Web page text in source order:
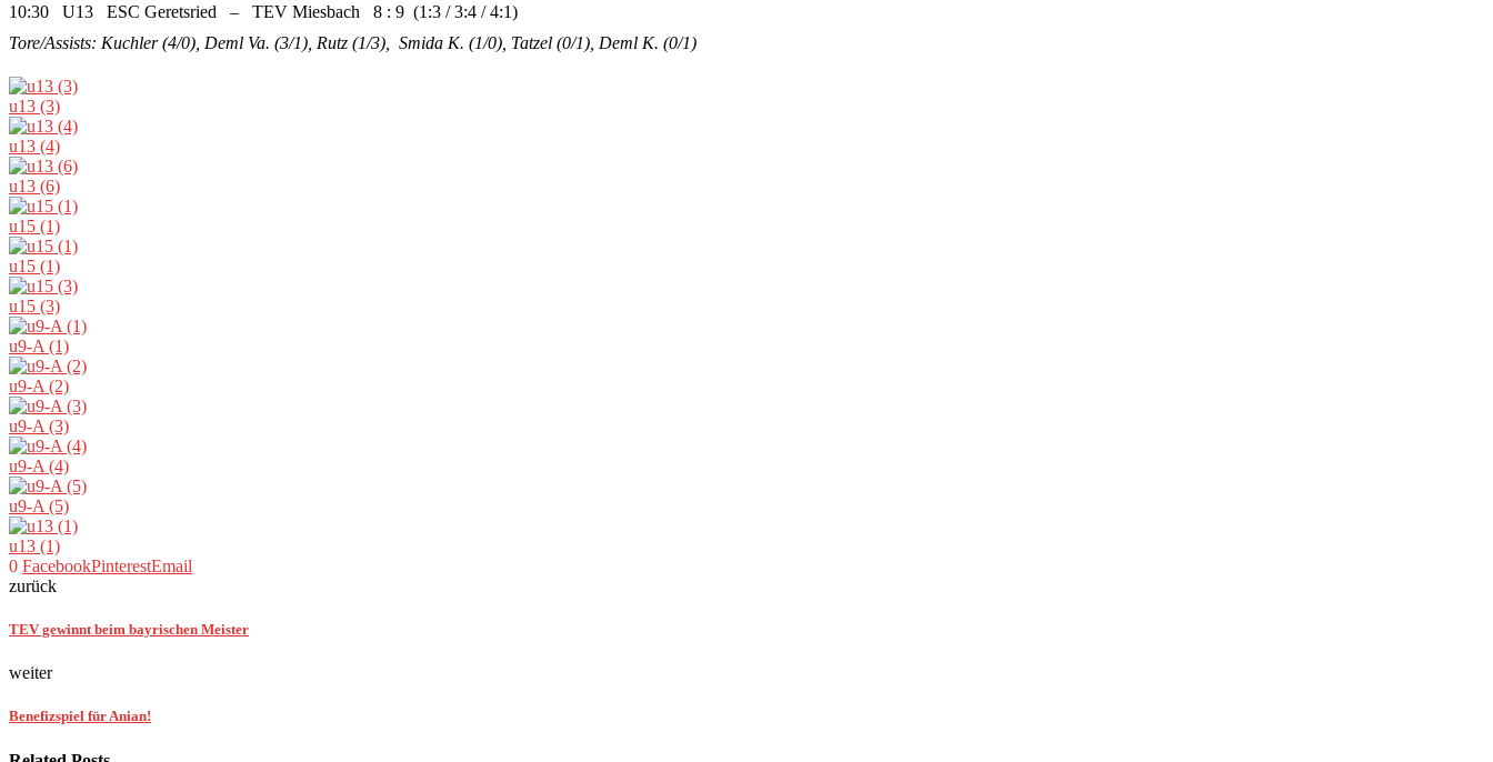
10:30 U13 ESC Geretsried – TEV Miesbach 8 : 9 (1:3 / 3:4 / 4:1)
Tore/Assists: Kuchler (4/0), Deml Va. (3/1), Rutz (1/3), Smida K. (1/0), Tatzel (0/1), Deml K. (0/1)
u13 (3)
u13 (4)
u13 (6)
u15 (1)
u15 (1)
u15 (3)
u9-A (1)
u9-A (2)
u9-A (3)
u9-A (4)
u9-A (5)
u13 (1)
0 FacebookPinterestEmail
zurück
TEV gewinnt beim bayrischen Meister
weiter
Benefizspiel für Anian!